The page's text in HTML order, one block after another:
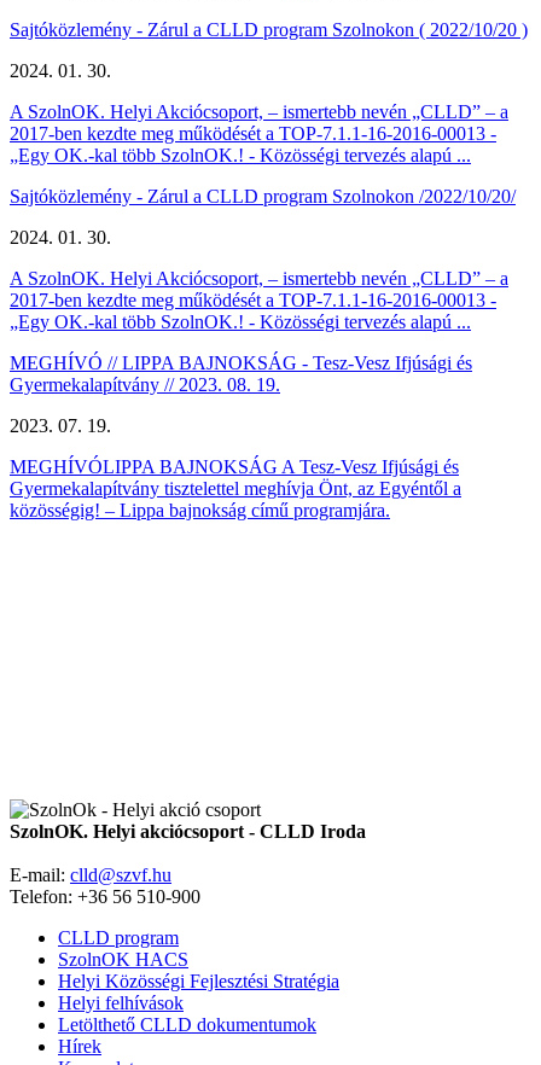
Sajtóközlemény - Zárul a CLLD program Szolnokon ( 2022/10/20 )
2024. 01. 30.
​A SzolnOK. Helyi Akciócsoport, – ismertebb nevén „CLLD” – a
2017-ben kezdte meg működését a TOP-7.1.1-16-2016-00013 -
„Egy OK.-kal több SzolnOK.! - Közösségi tervezés alapú ...
Sajtóközlemény - Zárul a CLLD program Szolnokon /2022/10/20/
2024. 01. 30.
A SzolnOK. Helyi Akciócsoport, – ismertebb nevén „CLLD” – a
2017-ben kezdte meg működését a TOP-7.1.1-16-2016-00013 -
„Egy OK.-kal több SzolnOK.! - Közösségi tervezés alapú ...
MEGHÍVÓ // ​LIPPA BAJNOKSÁG - Tesz-Vesz Ifjúsági és
Gyermekalapítvány // 2023. 08. 19.
2023. 07. 19.
MEGHÍVÓ ​LIPPA BAJNOKSÁG A Tesz-Vesz Ifjúsági és
Gyermekalapítvány tisztelettel meghívja Önt, az Egyéntől a
közösségig! – Lippa bajnokság című programjára.
SzolnOK. Helyi akciócsoport - CLLD Iroda
E-mail: clld@szvf.hu
Telefon: +36 56 510-900
CLLD program
SzolnOK HACS
Helyi Közösségi Fejlesztési Stratégia
Helyi felhívások
Letölthető CLLD dokumentumok
Hírek